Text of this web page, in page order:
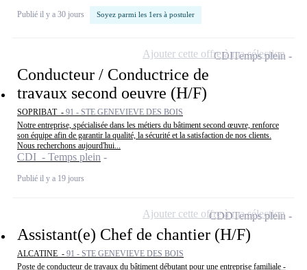
Publié il y a 30 jours Soyez parmi les 1ers à postuler
Conducteur / Conductrice de
travaux second oeuvre (H/F)
SOPRIBAT - 91 - STE GENEVIEVE DES BOIS
Notre entreprise, spécialisée dans les métiers du bâtiment second œuvre, renforce
son équipe afin de garantir la qualité, la sécurité et la satisfaction de nos clients.
Nous recherchons aujourd'hui...
CDI - Temps plein
Publié il y a 19 jours
CDITemps plein
Ajouter cette offre à ma sélection
Assistant(e) Chef de chantier (H/F)
ALCATINE - 91 - STE GENEVIEVE DES BOIS
Poste de conducteur de travaux du bâtiment débutant pour une entreprise familiale -
CDDTemps plein
Ajouter cette offre à ma sélection